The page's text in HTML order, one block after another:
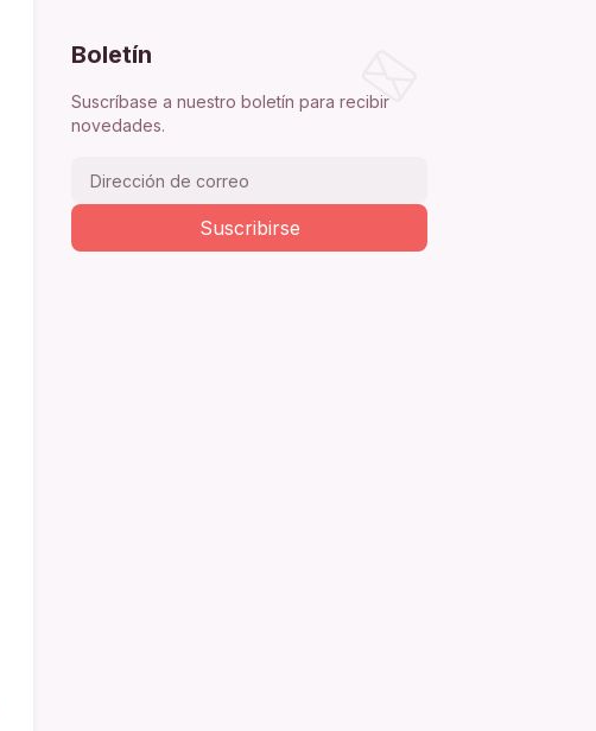
Boletín
Suscríbase a nuestro boletín para recibir
novedades.